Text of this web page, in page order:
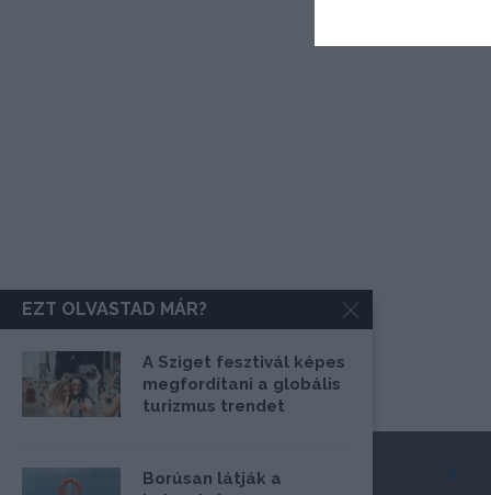
EZT OLVASTAD MÁR?
A Sziget fesztivál képes
megfordítani a globális
turizmus trendet
Borúsan látják a